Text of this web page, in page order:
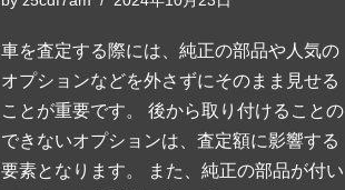
車を査定する際には、純正の部品や人気の
オプションなどを外さずにそのまま見せる
ことが重要です。 後から取り付けることの
できないオプションは、査定額に影響する
要素となります。 また、純正の部品が付い